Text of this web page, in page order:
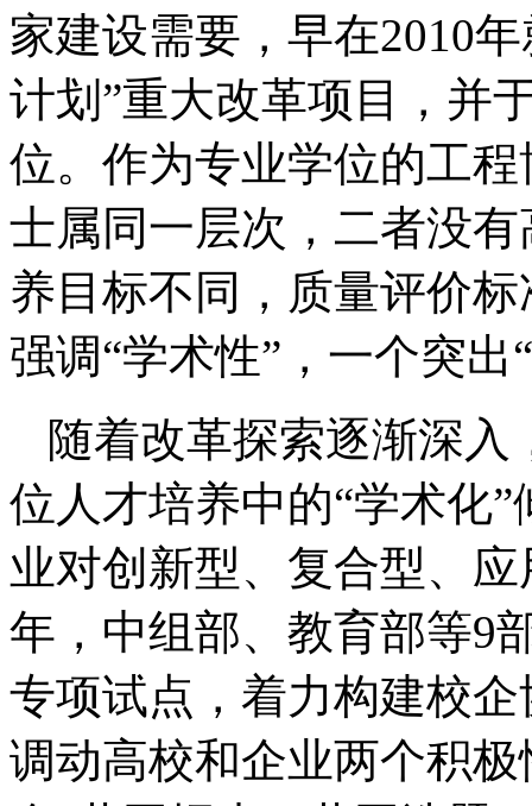
家建设需要，早在2010
计划”重大改革项目，并
位。作为专业学位的工
士属同一层次，二者没
养目标不同，质量评价
强调“学术性”，一个突出
随着改革探索逐渐深
位人才培养中的“学术化
业对创新型、复合型、
年，中组部、教育部等9
专项试点，着力构建校
调动高校和企业两个积